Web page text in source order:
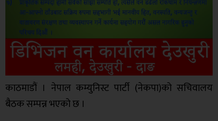
काठमाडौं । नेपाल कम्युनिस्ट पार्टी (नेकपा)को सचिवालय
बैठक सम्पन्न भएको छ ।